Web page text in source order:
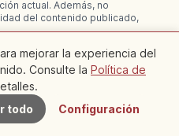
actual. Además, no
del contenido publicado,
contener anuncios (enlaces de
por las reservas realizadas a
Cercanos
mejorar la experiencia del
Consulte la Política de
todo Configuración